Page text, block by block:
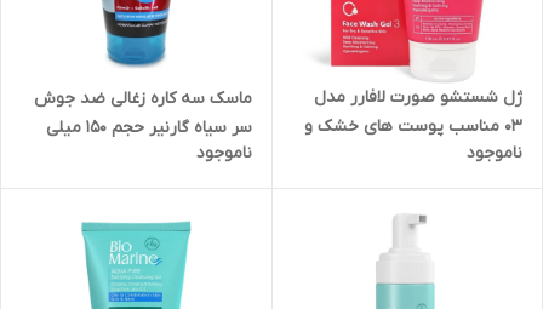
ژل شستشو صورت لافارر مدل
03 مناسب پوست های خشک و
حساس حجم 150 میلی لیتر
ناموجود
ماسک سه کاره زغالی ضد جوش
سر سیاه گارنیر حجم 150 میلی
GARNIER SAF & TEMIZ
KOMURLU
ناموجود